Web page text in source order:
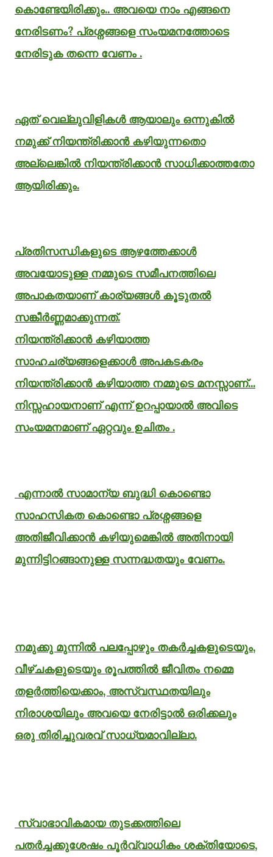
കൊണ്ടേയിരിക്കും.. അവയെ നാം എങ്ങനെ
നേരിടണം? പ്രശ്നങ്ങളെ സംയമനത്തോടെ
നേരിടുക തന്നെ വേണം .
ഏത്‌ വെല്ലുവിളികൾ ആയാലും ഒന്നുകിൽ
നമുക്ക്‌ നിയന്ത്രിക്കാൻ കഴിയുന്നതൊ
അല്ലെങ്കിൽ നിയന്ത്രിക്കാൻ സാധിക്കാത്തതോ
ആയിരിക്കും.
പ്രതിസന്ധികളുടെ ആഴത്തേക്കാൾ
അവയോടുള്ള നമ്മുടെ സമീപനത്തിലെ
അപാകതയാണ്‌ കാര്യങ്ങൾ കൂടുതൽ
സങ്കീർണ്ണമാക്കുന്നത്‌.
നിയന്ത്രിക്കാൻ കഴിയാത്ത
സാഹചര്യങ്ങളെക്കാൾ അപകടകരം
നിയന്ത്രിക്കാൻ കഴിയാത്ത നമ്മുടെ മനസ്സാണ്‌...
നിസ്സഹായനാണ്‌ എന്ന് ഉറപ്പായാൽ അവിടെ
സംയമനമാണ് ഏറ്റവും ഉചിതം .
എന്നാൽ സാമാന്യ ബുദ്ധി കൊണ്ടൊ
സാഹസികത കൊണ്ടൊ പ്രശ്നങ്ങളെ
അതിജീവിക്കാൻ കഴിയുമെങ്കിൽ അതിനായി
മുന്നിട്ടിറങ്ങാനുള്ള സന്നദ്ധതയും വേണം.
നമുക്കു മുന്നിൽ പലപ്പോഴും തകർച്ചകളുടെയും,
വീഴ്ചകളുടെയും രൂപത്തിൽ ജീവിതം നമ്മെ
തളർത്തിയെക്കാം, അസ്വസ്ഥതയിലും
നിരാശയിലും അവയെ നേരിട്ടാൽ ഒരിക്കലും
ഒരു തിരിച്ചുവരവ് സാധ്യമാവില്ലാ.
സ്വാഭാവികമായ തുടക്കത്തിലെ
പതർച്ചക്കുശേഷം പൂർവ്വാധികം ശക്തിയോടെ,